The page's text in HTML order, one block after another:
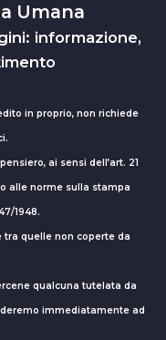
Umana
informazione,
in proprio, non richiede
ai sensi dell’art. 21
alle norme sulla stampa
1948.
quelle non coperte da
qualcuna tutelata da
immediatamente ad